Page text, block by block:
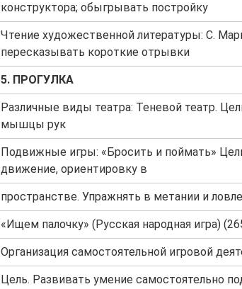
конструктора; обыгрывать постройку
Чтение художественной литературы: С.
пересказывать короткие отрывки
5. ПРОГУЛКА
Различные виды театра: Теневой театр.
мышцы рук
Подвижные игры: «Бросить и поймать»
движение, ориентировку в
пространстве. Упражнять в метании и
«Ищем палочку» (Русская народная игра)
Организация самостоятельной игровой
Цель. Развивать умение самостоятельно